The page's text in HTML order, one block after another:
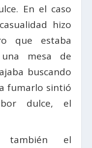
En el caso
hizo
que estaba
mesa de
buscando
fumarlo sintió
dulce, el
también el